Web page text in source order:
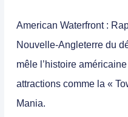
American Waterfront:
Nouvelle-Angleterre du
mêle l’histoire
attractions comme la «
Mania.